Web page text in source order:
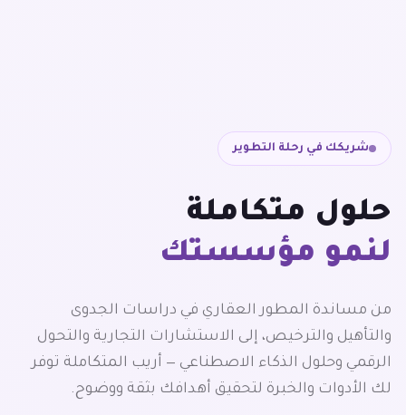
شريكك في رحلة التطوير
حلول متكاملة
لنمو مؤسستك
من مساندة المطور العقاري في دراسات الجدوى
والتأهيل والترخيص، إلى الاستشارات التجارية والتحول
الرقمي وحلول الذكاء الاصطناعي — أريب المتكاملة توفر
لك الأدوات والخبرة لتحقيق أهدافك بثقة ووضوح.